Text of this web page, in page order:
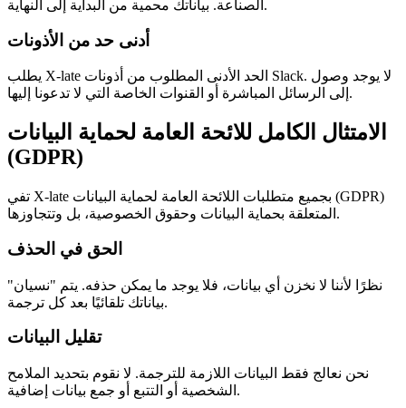
الصناعة. بياناتك محمية من البداية إلى النهاية.
أدنى حد من الأذونات
يطلب X-late الحد الأدنى المطلوب من أذونات Slack. لا يوجد وصول
إلى الرسائل المباشرة أو القنوات الخاصة التي لا تدعونا إليها.
الامتثال الكامل للائحة العامة لحماية البيانات
(GDPR)
تفي X-late بجميع متطلبات اللائحة العامة لحماية البيانات (GDPR)
المتعلقة بحماية البيانات وحقوق الخصوصية، بل وتتجاوزها.
الحق في الحذف
نظرًا لأننا لا نخزن أي بيانات، فلا يوجد ما يمكن حذفه. يتم "نسيان"
بياناتك تلقائيًا بعد كل ترجمة.
تقليل البيانات
نحن نعالج فقط البيانات اللازمة للترجمة. لا نقوم بتحديد الملامح
الشخصية أو التتبع أو جمع بيانات إضافية.